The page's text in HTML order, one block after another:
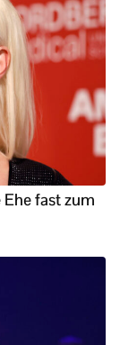
fast zum